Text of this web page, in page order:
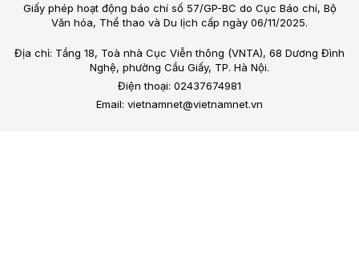
Giấy phép hoạt động báo chí số 57/GP-BC do Cục Báo chí, Bộ
Văn hóa, Thể thao và Du lịch cấp ngày 06/11/2025.
Địa chỉ: Tầng 18, Toà nhà Cục Viễn thông (VNTA), 68 Dương Đình
Nghệ, phường Cầu Giấy, TP. Hà Nội.
Điện thoại: 02437674981
Email: vietnamnet@vietnamnet.vn